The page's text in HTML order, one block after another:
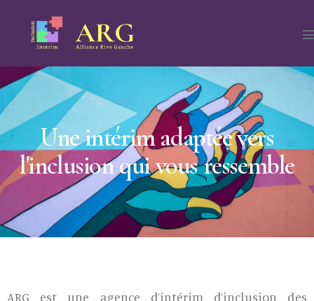
Une intérim adaptée vers
l'inclusion qui vous ressemble
ARG est une agence d’intérim d’inclusion des